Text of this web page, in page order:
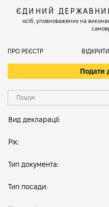
ЄДИНИЙ
осіб, уповноважених на
ПРО РЕЄСТР
Подати
Вид декларації:
Рік:
Тип документа:
Тип посади: